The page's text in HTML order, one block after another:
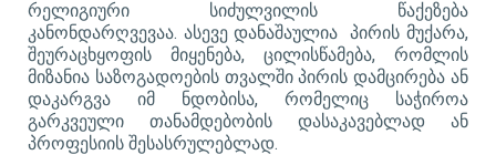
რელიგიური სიძულვილის წაქეზება
კანონდარღვევაა. ასევე დანაშაულია პირის მუქარა,
შეურაცხყოფის მიყენება, ცილისწამება, რომლის
მიზანია საზოგადოების თვალში პირის დამცირება ან
დაკარგვა იმ ნდობისა, რომელიც საჭიროა
გარკვეული თანამდებობის დასაკავებლად ან
პროფესიის შესასრულებლად.